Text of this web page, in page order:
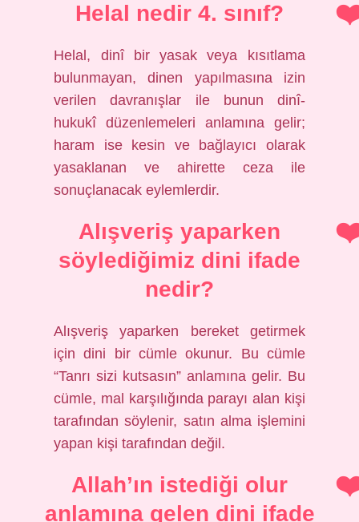
Helal nedir 4. sınıf?
Helal, dinî bir yasak veya kısıtlama
bulunmayan, dinen yapılmasına izin
verilen davranışlar ile bunun dinî-
hukukî düzenlemeleri anlamına gelir;
haram ise kesin ve bağlayıcı olarak
yasaklanan ve ahirette ceza ile
sonuçlanacak eylemlerdir.
Alışveriş yaparken
söylediğimiz dini ifade
nedir?
Alışveriş yaparken bereket getirmek
için dini bir cümle okunur. Bu cümle
“Tanrı sizi kutsasın” anlamına gelir. Bu
cümle, mal karşılığında parayı alan kişi
tarafından söylenir, satın alma işlemini
yapan kişi tarafından değil.
Allah’ın istediği olur
anlamına gelen dini ifade